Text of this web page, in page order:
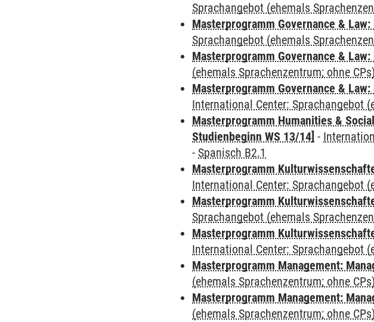
Sprachangebot (ehemals
Masterprogramm Governance &
Sprachangebot (ehemals
Masterprogramm Governance &
(ehemals Sprachenzentrum; ohne CPs)
Masterprogramm Governance &
International Center: Sprachangebot
Masterprogramm Humanities &
Studienbeginn WS 13/14] -
- Spanisch B2.1
Masterprogramm
International Center: Sprachangebot
Masterprogramm
Sprachangebot (ehemals
Masterprogramm
International Center: Sprachangebot
Masterprogramm Management:
(ehemals Sprachenzentrum; ohne CPs)
Masterprogramm Management:
(ehemals Sprachenzentrum; ohne CPs)